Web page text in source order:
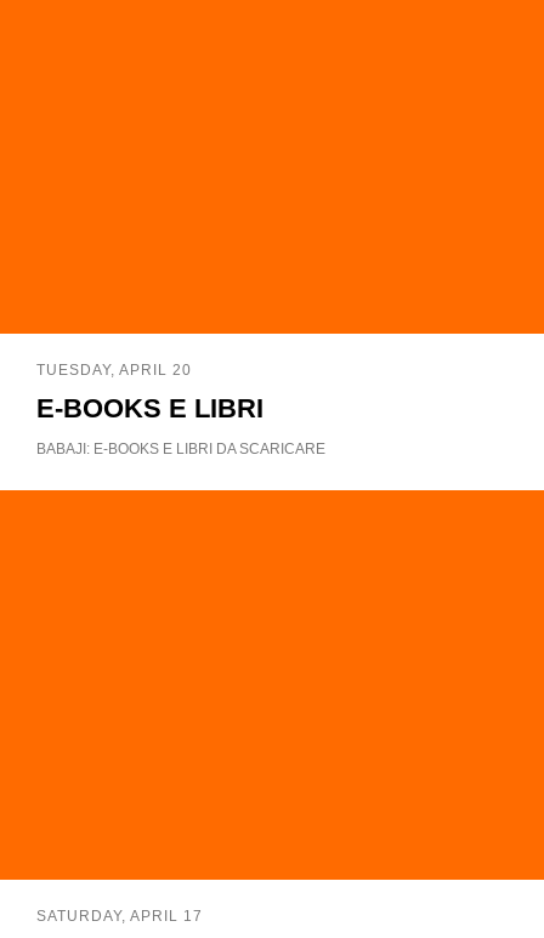
TUESDAY, APRIL 20
E-BOOKS E LIBRI
BABAJI: E-BOOKS E LIBRI DA SCARICARE
SATURDAY, APRIL 17